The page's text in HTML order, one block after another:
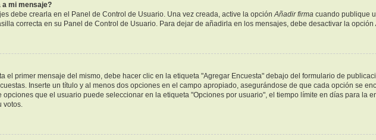
a mi mensaje?
debe crearla en el Panel de Control de Usuario. Una vez creada, active la opciónAñadir firma cuando publique
correcta en su Panel de Control de Usuario. Para dejar de añadirla en los mensajes, debe desactivar la opción
el primer mensaje del mismo, debe hacer clic en la etiqueta "Agregar Encuesta" debajo del formulario de
Inserte un título y al menos dos opciones en el campo apropiado, asegurándose de que cada opción se
que el usuario puede seleccionar en la etiqueta "Opciones por usuario", el tiempo límite en días para la
votos.